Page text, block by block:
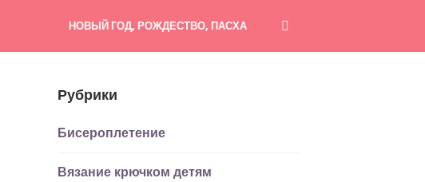
НОВЫЙ ГОД, РОЖДЕСТВО, ПАСХА
Рубрики
Бисероплетение
Вязание крючком детям